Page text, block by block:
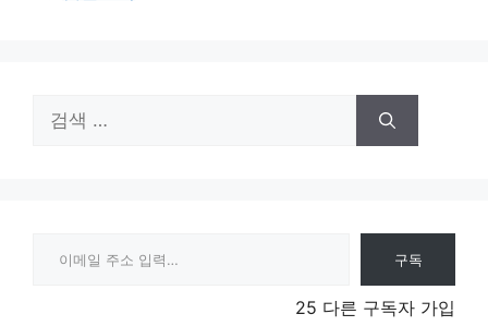
색:
구독
25 다른 구독자 가입